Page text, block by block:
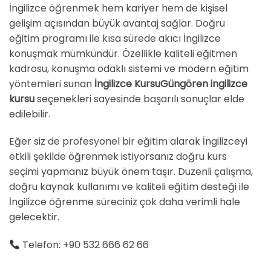
İngilizce öğrenmek hem kariyer hem de kişisel
gelişim açısından büyük avantaj sağlar. Doğru
eğitim programı ile kısa sürede akıcı İngilizce
konuşmak mümkündür. Özellikle kaliteli eğitmen
kadrosu, konuşma odaklı sistemi ve modern eğitim
yöntemleri sunan İngilizce KursuGüngören ingilizce
kursuseçenekleri sayesinde başarılı sonuçlar elde
edilebilir.
Eğer siz de profesyonel bir eğitim alarak İngilizceyi
etkili şekilde öğrenmek istiyorsanız doğru kurs
seçimi yapmanız büyük önem taşır. Düzenli çalışma,
doğru kaynak kullanımı ve kaliteli eğitim desteği ile
İngilizce öğrenme süreciniz çok daha verimli hale
gelecektir.
Telefon: ‪+90 532 666 62 66